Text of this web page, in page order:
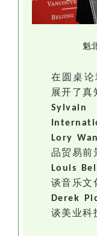
魁
在圆桌
展开了真
Sylvain
Lory
品贸易前
Louis
谈音乐文
Derek
谈美业科